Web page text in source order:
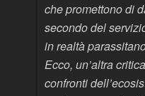
che promettono di
secondo del
in realtà
Ecco, un’altra
confronti